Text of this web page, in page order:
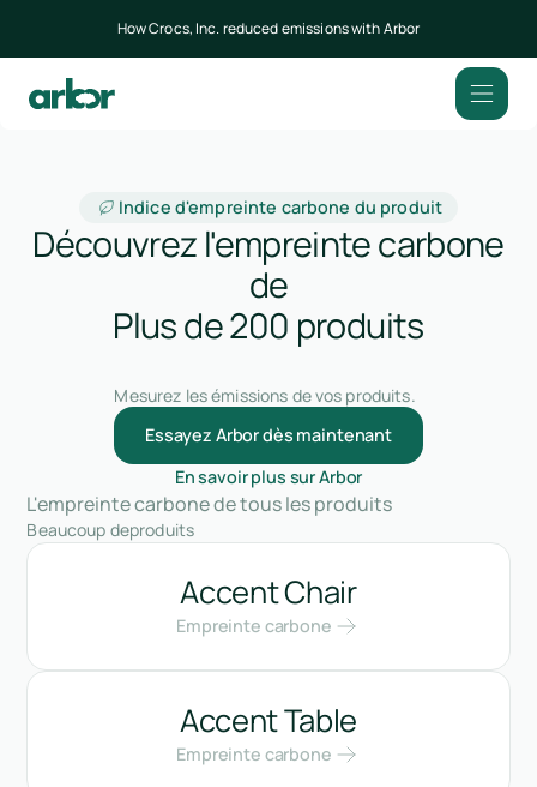
How Crocs, Inc. reduced emissions with Arbor
Indice d'empreinte carbone du produit
Découvrez l'empreinte carbone
de
Plus de 200 produits
Mesurez les émissions de vos produits.
Essayez Arbor dès maintenant
En savoir plus sur Arbor
L'empreinte carbone de tous les produits
Beaucoup deproduits
Accent Chair
Empreinte carbone
Accent Table
Empreinte carbone